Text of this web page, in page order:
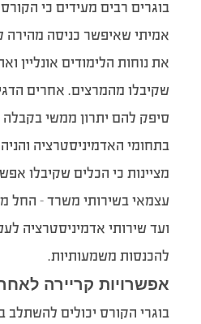
בוגרים רבים מעידים כי
אמיתי שאיפשר כניסה מהירה
את נוחות הלימודים אונליין
שקיבלו מהמרצים. אחרים
סיפק להם יתרון ממשי
בתחומי האדמיניסטרציה
מציינות כי הכלים שקיבלו
עצמאי בשירותי משרד – החל
ועד שירותי אדמיניסטרציה
להכנסות משמעותיות.
אפשרויות קריירה
בוגרי הקורס יכולים להשתלב